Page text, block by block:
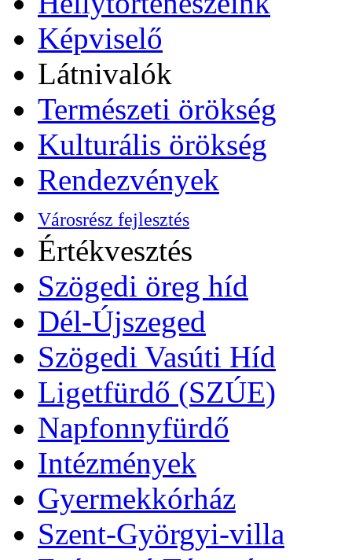
Képviselő
Látnivalók
Természeti örökség
Kulturális örökség
Rendezvények
Városrész fejlesztés
Értékvesztés
Szögedi öreg híd
Dél-Újszeged
Szögedi Vasúti Híd
Ligetfürdő (SZÚE)
Napfonnyfürdő
Intézmények
Gyermekkórház
Szent-Györgyi-villa